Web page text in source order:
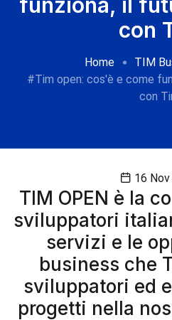
con
Home
TIM
#Tim open: cos'è e come
con
16
TIM OPEN è la
sviluppatori
servizi e le
business che
sviluppatori ed
progetti nella